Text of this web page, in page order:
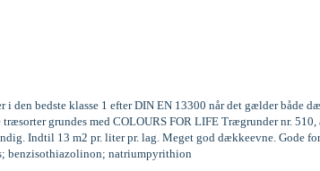
bedste klasse 1 efter DIN EN 13300 når det gælder både
grundes med COLOURS FOR LIFE Trægrunder nr. 510,
Indtil 13 m2 pr. liter pr. lag. Meget god dækkeevne. Gode
benzisothiazolinon; natriumpyrithion